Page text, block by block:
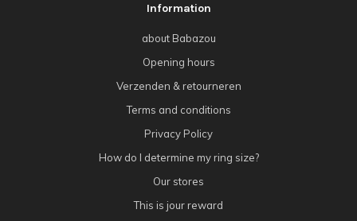
Information
about Babazou
Opening hours
Verzenden & retourneren
Terms and conditions
Privacy Policy
How do I determine my ring size?
Our stores
This is jour reward